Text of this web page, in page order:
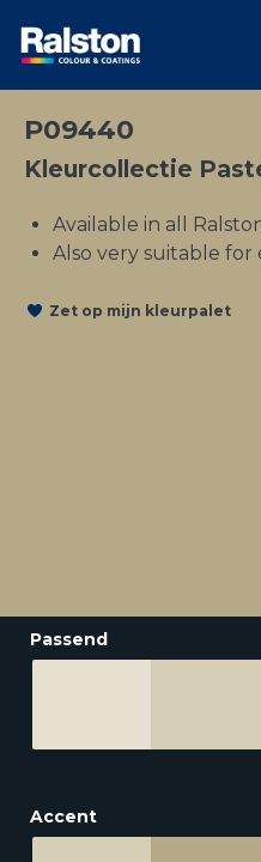
P09440
Kleurcollectie
Available in all
Also very suitable for
Zet op mijn kleurpalet
Passend
Accent